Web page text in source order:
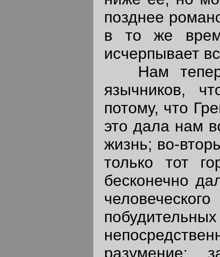
позднее
в то же
исчерпывает
Нам теперь
язычников,
потому, что
это дала нам
жизнь; во-
только тот
бесконечно
разумение;